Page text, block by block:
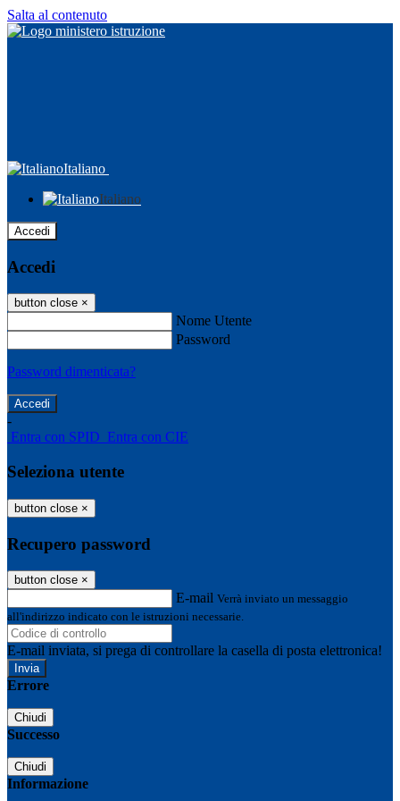
Salta al contenuto
Italiano
Italiano
Accedi
Accedi
button close ×
Nome Utente
Password
Password dimenticata?
-
Entra con SPID Entra con CIE
Seleziona utente
button close ×
Recupero password
button close ×
E-mail Verrà inviato un messaggio
all'indirizzo indicato con le istruzioni necessarie.
E-mail inviata, si prega di controllare la casella di posta elettronica!
Errore
Chiudi
Successo
Chiudi
Informazione